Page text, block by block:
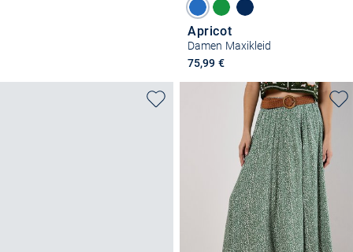
Apricot
Damen Maxikleid
75,99 €